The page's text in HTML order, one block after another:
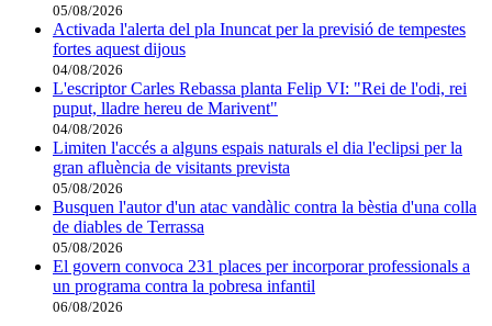
05/08/2026
Activada l'alerta del pla Inuncat per la previsió de tempestes
fortes aquest dijous
04/08/2026
L'escriptor Carles Rebassa planta Felip VI: "Rei de l'odi, rei
puput, lladre hereu de Marivent"
04/08/2026
Limiten l'accés a alguns espais naturals el dia l'eclipsi per la
gran afluència de visitants prevista
05/08/2026
Busquen l'autor d'un atac vandàlic contra la bèstia d'una colla
de diables de Terrassa
05/08/2026
El govern convoca 231 places per incorporar professionals a
un programa contra la pobresa infantil
06/08/2026